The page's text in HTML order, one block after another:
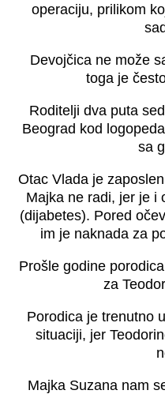
operaciju, prilikom
Devojčica ne može
toga je
Roditelji dva puta
Beograd kod
sa
Otac Vlada je
Majka ne radi, jer je i
(dijabetes). Pored
im je naknada za
Prošle godine
za
Porodica je trenutno
situaciji, jer
Majka Suzana nam